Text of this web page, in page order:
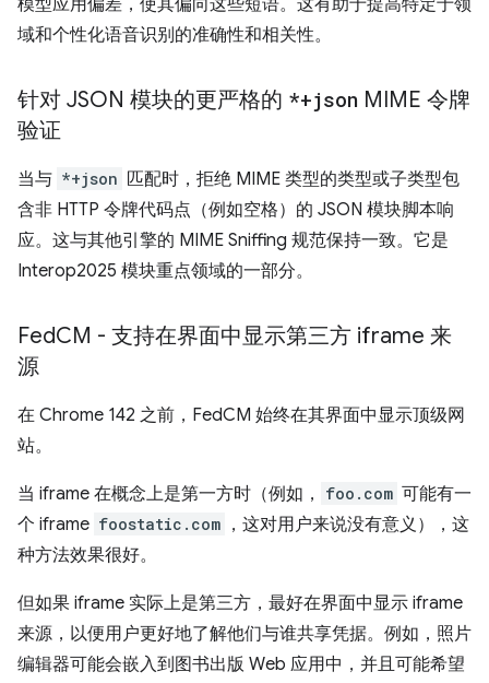
模型应用偏差，使其偏向这些短语。这有助于提高特定于领
域和个性化语音识别的准确性和相关性。
针对 JSON 模块的更严格的 *+json MIME 令牌
验证
当与 *+json 匹配时，拒绝 MIME 类型的类型或子类型包
含非 HTTP 令牌代码点（例如空格）的 JSON 模块脚本响
应。这与其他引擎的 MIME Sniffing 规范保持一致。它是
Interop2025 模块重点领域的一部分。
FedCM - 支持在界面中显示第三方 iframe 来
源
在 Chrome 142 之前，FedCM 始终在其界面中显示顶级网
站。
当 iframe 在概念上是第一方时（例如， foo.com 可能有一
个 iframe foostatic.com ，这对用户来说没有意义），这
种方法效果很好。
但如果 iframe 实际上是第三方，最好在界面中显示 iframe
来源，以便用户更好地了解他们与谁共享凭据。例如，照片
编辑器可能会嵌入到图书出版 Web 应用中，并且可能希望